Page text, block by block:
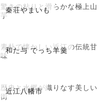
秦荘やまいも
驚きの粘りと滑らかな極上山
芋
和た与 でっち羊羹
素朴で懐かしい近江の伝統甘
味
近江八幡市
歴史と水郷が織りなす美しい
街